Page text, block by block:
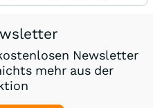
Newsletter
mehr aus der